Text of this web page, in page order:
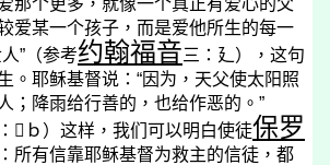
那个更多，就像一个真正有爱心的父
爱某一个孩子，而是爱他所生的每一
”（参考约翰福音三： 廴 ），这句
。耶稣基督说：“因为，天父使太阳照
；降雨给行善的，也给作恶的。”
 ｂ）这样，我们可以明白使徒保罗
所有信靠耶稣基督为救主的信徒，都